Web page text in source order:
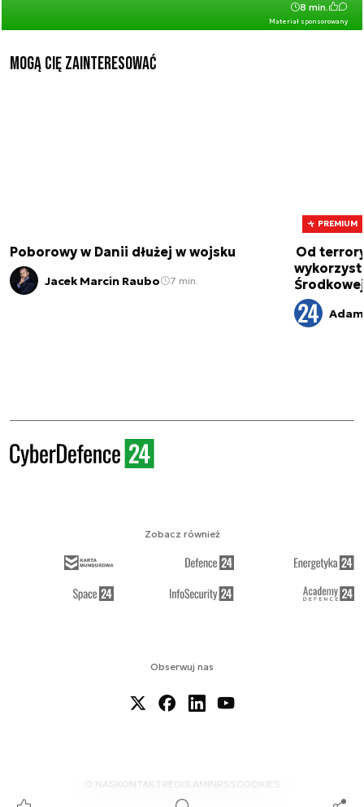
Materiał sponsorowany
8 min.
Mogą Cię zainteresować
Poborowy w Danii dłużej w wojsku
Jacek Marcin Raubo 7 min.
PREMIUM
Od
Środkowej
Obserwuj nas
O NAS KONTAKTREGULAMINRSS COOKIES
Zobacz również